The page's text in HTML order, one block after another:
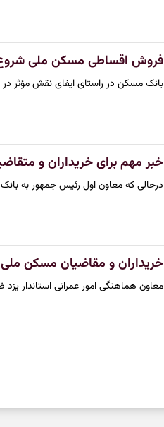
فروش اقساطی مسکن ملی
بانک مسکن در راستای ایفای نقش مؤثر در
خبر مهم برای خریداران و
درحالی که معاون اول رئیس جمهور به
خریداران و مقاضیان مسکن
معاون هماهنگی امور عمرانی استاندار یزد